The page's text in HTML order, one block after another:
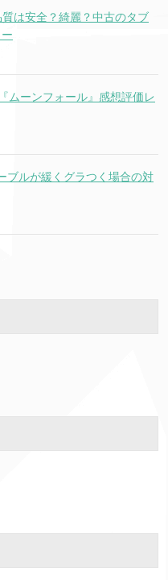
は安全？綺麗？中古のタブ
ムーンフォール』感想評価レ
ブルが緩くグラつく場合の対